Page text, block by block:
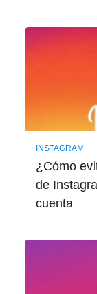
INSTAGRAM
¿Cómo
de
cuenta